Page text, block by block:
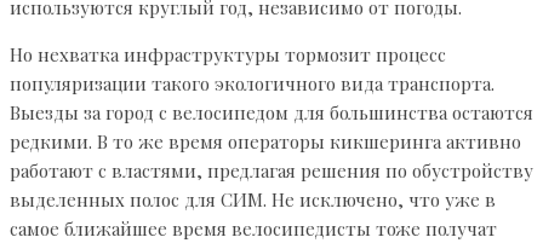
используются круглый год, независимо от погоды.
Но нехватка инфраструктуры тормозит процесс
популяризации такого экологичного вида транспорта.
Выезды за город с велосипедом для большинства остаются
редкими. В то же время операторы кикшеринга активно
работают с властями, предлагая решения по обустройству
выделенных полос для СИМ. Не исключено, что уже в
самое ближайшее время велосипедисты тоже получат